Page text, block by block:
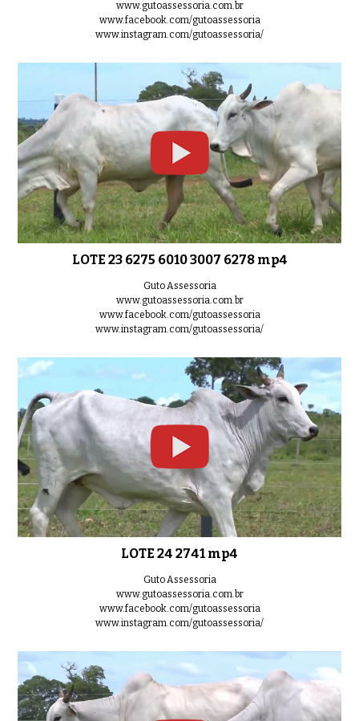
www.gutoassessoria.com.br
www.facebook.com/gutoassessoria
www.instagram.com/gutoassessoria/
LOTE 23 6275 6010 3007 6278 mp4
Guto Assessoria
www.gutoassessoria.com.br
www.facebook.com/gutoassessoria
www.instagram.com/gutoassessoria/
LOTE 24 2741 mp4
Guto Assessoria
www.gutoassessoria.com.br
www.facebook.com/gutoassessoria
www.instagram.com/gutoassessoria/